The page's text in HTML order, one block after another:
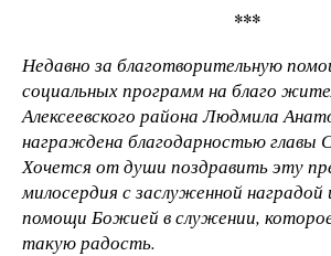
***
Недавно за благотворительную
социальных программ на благо
Алексеевского района Людмила
награждена благодарностью главы
Хочется от души поздравить эту
милосердия с заслуженной
помощи Божией в служении,
такую радость.